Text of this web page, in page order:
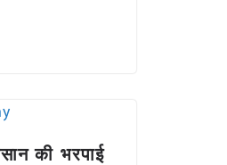
की भरपाई